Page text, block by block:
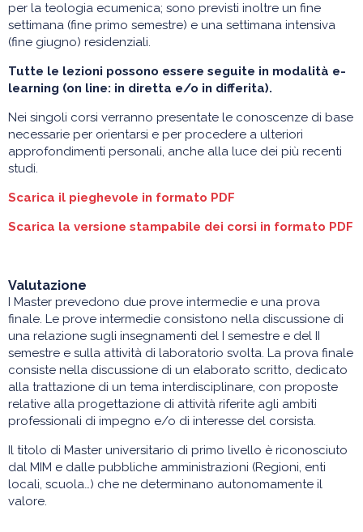
per la teologia ecumenica; sono previsti inoltre un fine
settimana (fine primo semestre) e una settimana intensiva
(fine giugno) residenziali.
Tutte le lezioni possono essere seguite in modalità e-
learning (on line: in diretta e/o in differita).
Nei singoli corsi verranno presentate le conoscenze di base
necessarie per orientarsi e per procedere a ulteriori
approfondimenti personali, anche alla luce dei più recenti
studi.
Scarica il pieghevole in formato PDF
Scarica la versione stampabile dei corsi in formato PDF
Valutazione
I Master prevedono due prove intermedie e una prova
finale. Le prove intermedie consistono nella discussione di
una relazione sugli insegnamenti del I semestre e del II
semestre e sulla attività di laboratorio svolta. La prova finale
consiste nella discussione di un elaborato scritto, dedicato
alla trattazione di un tema interdisciplinare, con proposte
relative alla progettazione di attività riferite agli ambiti
professionali di impegno e/o di interesse del corsista.
Il titolo di Master universitario di primo livello è riconosciuto
dal MIM e dalle pubbliche amministrazioni (Regioni, enti
locali, scuola…) che ne determinano autonomamente il
valore.